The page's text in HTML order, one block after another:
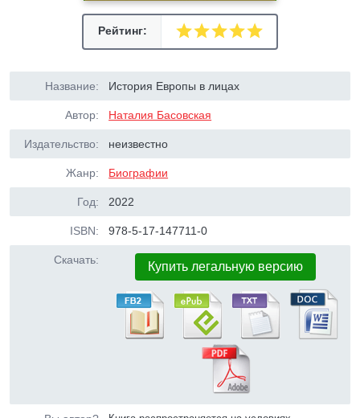
Рейтинг:
Название: История Европы в лицах
Автор: Наталия Басовская
Издательство: неизвестно
Жанр: Биографии
Год: 2022
ISBN: 978-5-17-147711-0
Скачать: Купить легальную версию